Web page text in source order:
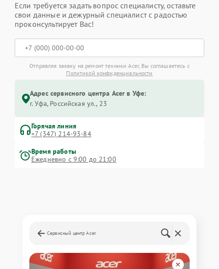
Если требуется задать вопрос специалисту, оставьте
свои данные и дежурный специалист с радостью
проконсультирует Вас!
Отправляя заявку на ремонт техники Acer, Вы соглашаетесь с
Политикой конфиденциальности
Адрес сервисного центра Acer в Уфе:
г. Уфа, Российская ул., 23
Горячая линия
+7 (347) 214-93-84
Время работы
Ежедневно с 9:00 до 21:00
Сервисный центр Acer